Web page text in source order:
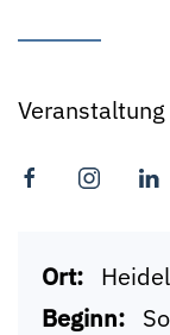
Ort:
Beginn: